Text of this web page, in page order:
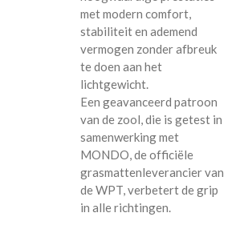
met modern comfort,
stabiliteit en ademend
vermogen zonder afbreuk
te doen aan het
lichtgewicht.
Een geavanceerd patroon
van de zool, die is getest in
samenwerking met
MONDO, de officiële
grasmattenleverancier van
de WPT, verbetert de grip
in alle richtingen.